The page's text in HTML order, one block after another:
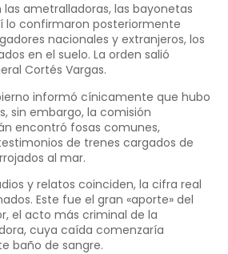
ametralladoras, las bayonetas
lo confirmaron posteriormente
nacionales y extranjeros, los
en el suelo. La orden salió
Cortés Vargas.
informó cínicamente que hubo
sin embargo, la comisión
encontró fosas comunes,
de trenes cargados de
al mar.
y relatos coinciden, la cifra real
Este fue el gran «aporte» del
el acto más criminal de la
cuya caída comenzaría
baño de sangre.